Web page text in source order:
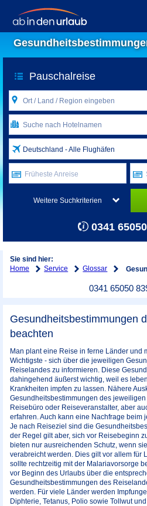
Deutschland - Alle Flughäfen
Früheste Anreise
Weitere Suchkriterien
0341
Sie sind hier:
Home
Service Glossar
0341 65050
Gesundheitsbestimmungen
beachten
Man plant eine Reise in ferne Länder und
Wichtigste - sich über die jeweiligen
Reiselandes zu informieren. Diese
dahingehend äußerst wichtig, weil es
Krankheiten impfen zu lassen. Nähere
Gesundheitsbestimmungen des
Reisebüro oder Reiseveranstalter, aber
erfahren. Auch kann eine Nachfrage beim
Je nach Reiseziel sind die
der Regel gilt aber, sich vor Reisebeginn
bieten nur ausreichenden Schutz, wenn
verabreicht werden. Dies gilt vor allem für
sollte rechtzeitig mit der Malariavorsorge
vor Beginn des Urlaubs über die
Gesundheitsbestimmungen des
werden. Für viele Länder werden
Diphterie, Tetanus, Polio sowie Tollwut